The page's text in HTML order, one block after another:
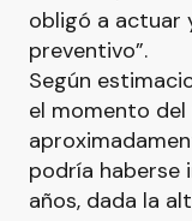
obligó a actuar
preventivo”.
Según
el momento
podría haberse
años, dada la